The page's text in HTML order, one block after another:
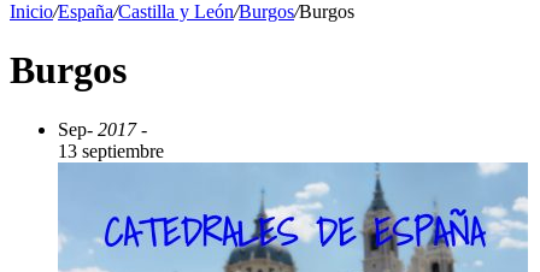
Inicio/España/Castilla y León/Burgos/Burgos
Burgos
Sep- 2017 -
13 septiembre